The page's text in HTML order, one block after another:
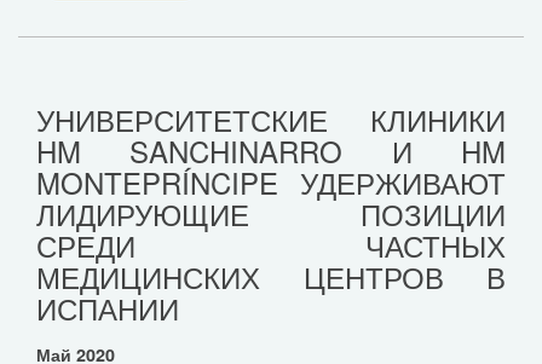
УНИВЕРСИТЕТСКИЕ КЛИНИКИ
HM SANCHINARRO И HM
MONTEPRÍNCIPE УДЕРЖИВАЮТ
ЛИДИРУЮЩИЕ ПОЗИЦИИ
СРЕДИ ЧАСТНЫХ
МЕДИЦИНСКИХ ЦЕНТРОВ В
ИСПАНИИ
Май 2020